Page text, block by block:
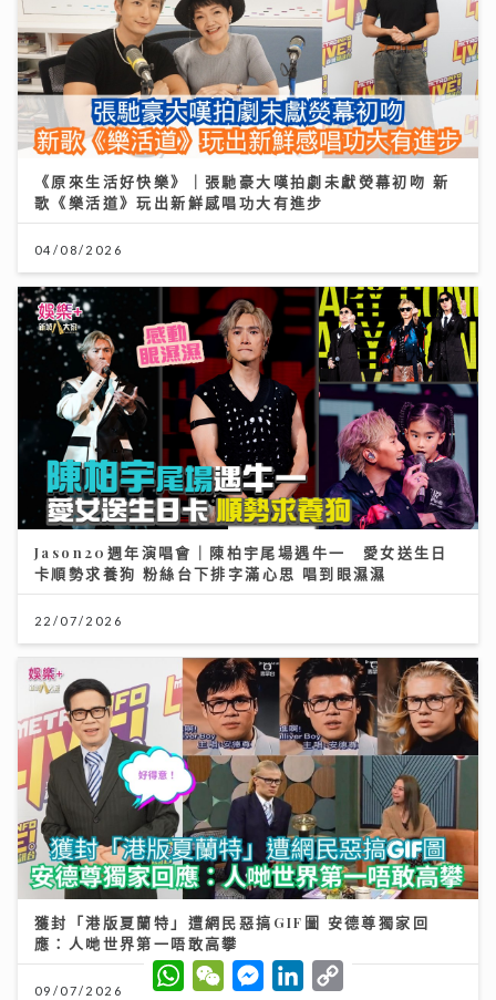
《原來生活好快樂》｜張馳豪大嘆拍劇未獻熒幕初吻 新
歌《樂活道》玩出新鮮感唱功大有進步
04/08/2026
Jason20週年演唱會｜陳柏宇尾場遇牛一 愛女送生日
卡順勢求養狗 粉絲台下排字滿心思 唱到眼濕濕
22/07/2026
獲封「港版夏蘭特」遭網民惡搞GIF圖 安德尊獨家回
應：人哋世界第一唔敢高攀
09/07/2026
W
h
W
e
M
e
L
C